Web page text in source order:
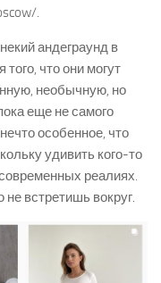
.
андеграунд в
что они могут
необычную, но
еще не самого
особенное, что
удивить кого-то
реалиях.
встретишь вокруг.